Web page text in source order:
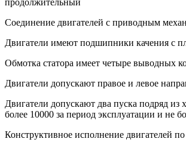
Соединение двигателей с приводным
Двигатели имеют подшипники качения с
Обмотка статора имеет четыре выводных
Двигатели допускают правое и левое
Двигатели допускают два пуска подряд
более 10000 за период эксплуатации и не
Конструктивное исполнение двигателей